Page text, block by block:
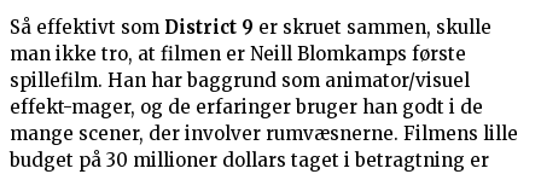
Så effektivt som District 9 er skruet sammen, skulle
man ikke tro, at filmen er Neill Blomkamps første
spillefilm. Han har baggrund som animator/visuel
effekt-mager, og de erfaringer bruger han godt i de
mange scener, der involver rumvæsnerne. Filmens lille
budget på 30 millioner dollars taget i betragtning er